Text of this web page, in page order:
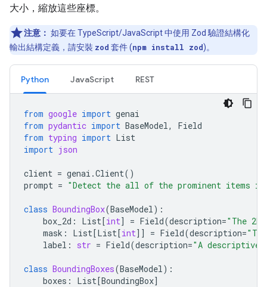
大小，縮放這些座標。
注意： 如要在 TypeScript/JavaScript 中使用 Zod 驗證結構化
輸出結構定義，請安裝 zod 套件 (npm install zod)。
Python JavaScript REST
from google import genai
from pydantic import BaseModel,
Field
from typing import List
import json
client = genai .Client()
prompt = "Detect the all of the prominent items in
class BoundingBox(BaseModel):
box_2d : List[int] = Field(description="The
mask : List[List[int]] = Field(description=
label : str = Field(description="A
class BoundingBoxes(BaseModel):
boxes : List[BoundingBox]